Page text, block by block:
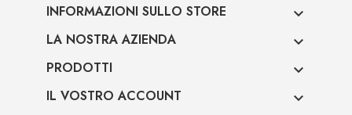
INFORMAZIONI SULLO STORE 
LA NOSTRA AZIENDA 
PRODOTTI 
IL VOSTRO ACCOUNT 